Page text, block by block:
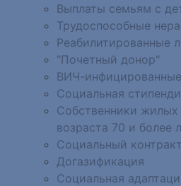
Выплаты семьям с
Трудоспособные
Реабилитированные
"Почетный донор"
ВИЧ-инфицированные
Социальная
Собственники
возраста 70 и более
Социальный контракт
Догазификация
Социальная